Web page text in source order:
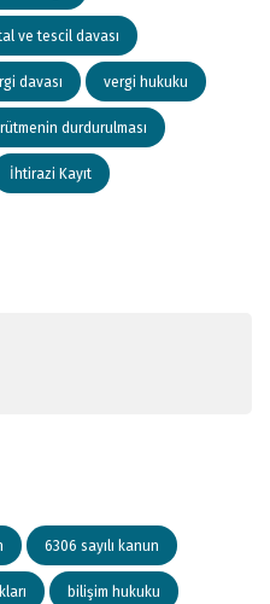
ve tescil davası
davası vergi hukuku
durdurulması
İhtirazi Kayıt
6306 sayılı kanun
bilişim hukuku